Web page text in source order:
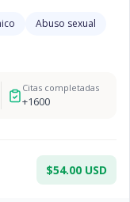
Abuso sexual
Citas completadas
+1600
$54.00 USD